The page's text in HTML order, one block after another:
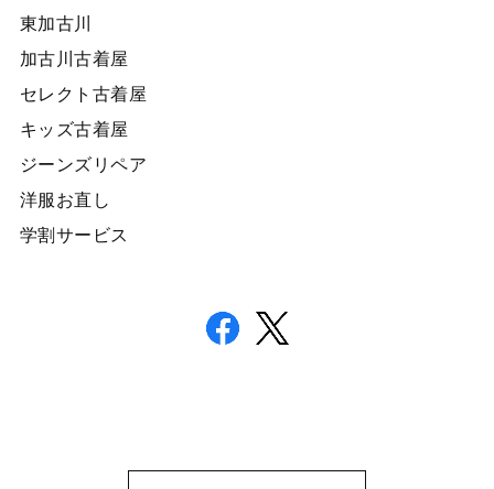
東加古川
加古川古着屋
セレクト古着屋
キッズ古着屋
ジーンズリペア
洋服お直し
学割サービス